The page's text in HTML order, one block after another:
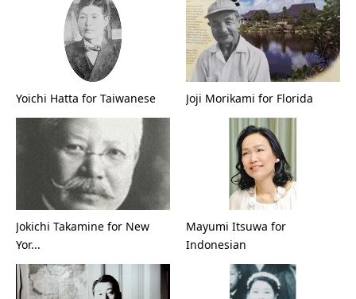
Yoichi Hatta for Taiwanese Joji Morikami for Florida
Jokichi Takamine for New
Yor...
Mayumi Itsuwa for
Indonesian